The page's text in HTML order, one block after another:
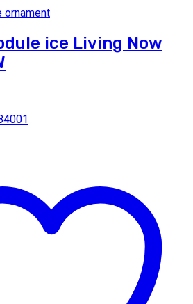
ornament
ice Living Now